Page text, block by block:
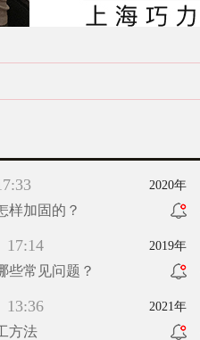
2020年
样加固的？
17:14 2019年
些常见问题？
13:36 2021年
方法